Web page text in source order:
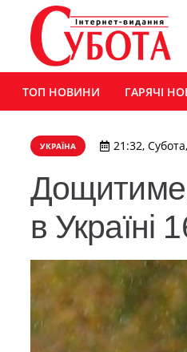
ТОП НОВИНИ ГАРЯЧІ
УКРАЇНА 21:32,
Дощитиме,
в Україні